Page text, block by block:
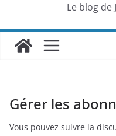
Le blog de
Gérer les
Vous pouvez suivre la